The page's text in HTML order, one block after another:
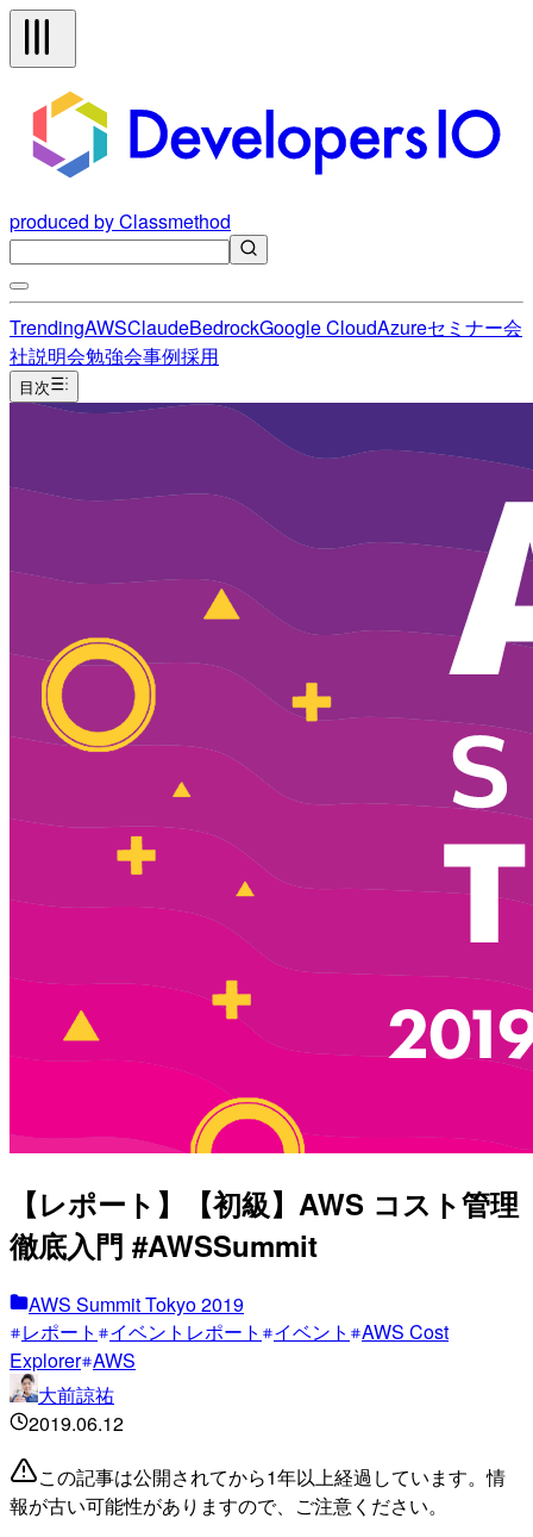
produced by Classmethod
TrendingAWSClaudeBedrockGoogle CloudAzureセミナー会
社説明会勉強会事例採用
目次
【レポート】【初級】AWS コスト管理
徹底入門 #AWSSummit
AWS Summit Tokyo 2019
レポート
イベントレポート イベント
AWS Cost
Explorer AWS
大前諒祐
2019.06.12
この記事は公開されてから1年以上経過しています。情
報が古い可能性がありますので、ご注意ください。